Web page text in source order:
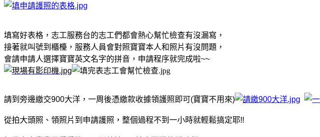
填寫好表格，志工服務台的志工們都會熱心幫忙檢查有沒漏寫，
接著就叫號到櫃檯，服務人員會對照寶寶本人和照片有沒問題，
會請申請人選擇寶寶英文名字的拼音，申請程序就完成啦~~
請到旁邊繳交900大洋，一周後憑繳款收據領護照即可(寶寶不用來)
從拍大頭照、領照片到申請護照，整個過程不到一小時就輕鬆搞定耶!!